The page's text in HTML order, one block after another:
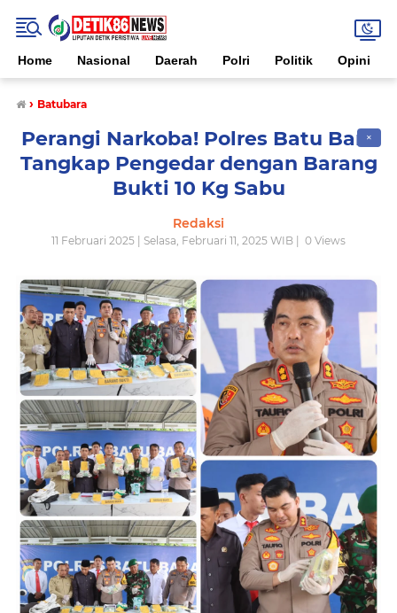
Home Nasional Daerah Polri Politik Opini
› Batubara
✕
Perangi Narkoba! Polres Batu Bara
Tangkap Pengedar dengan Barang
Bukti 10 Kg Sabu
Redaksi
11 Februari 2025 | Selasa, Februari 11, 2025 WIB | 0 Views